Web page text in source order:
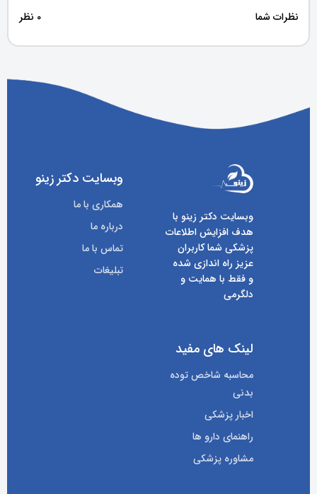
نظرات شما 0 نظر
وبسایت دکتر زینو با
هدف افزایش اطلاعات
پزشکی شما کاربران
عزیز راه اندازی شده
و فقط با همایت و
دلگرمی
وبسایت دکتر زینو
همکاری با ما
درباره ما
تماس با ما
تبلیغات
لینک های مفید
محاسبه شاخص توده
بدنی
اخبار پزشکی
راهنمای دارو ها
مشاوره پزشکی